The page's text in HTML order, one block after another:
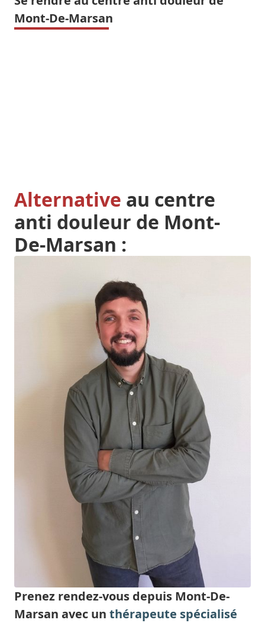
Mont-De-Marsan
Alternative au centre
anti douleur de Mont-
De-Marsan :
Prenez rendez-vous depuis Mont-De-
Marsan avec un thérapeute spécialisé